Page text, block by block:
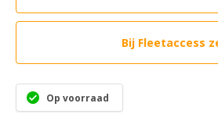
Bij Fleetaccess
Op voorraad